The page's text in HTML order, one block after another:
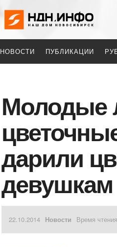
НОВОСТИ ПУБЛИКАЦИИ
Молодые
дарили
девушкам
22.10.2014 Новости Время